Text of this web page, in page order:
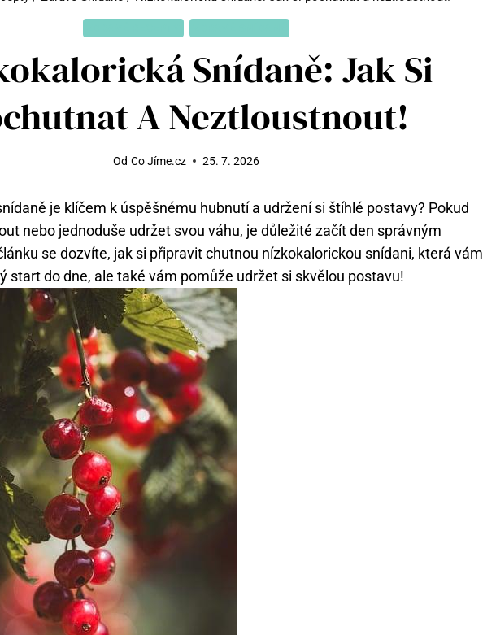
Snídaně: Jak Si
A Neztloustnout!
Od Co Jíme.cz 25. 7. 2026
je klíčem k úspěšnému hubnutí a udržení si štíhlé postavy? Pokud
nebo jednoduše udržet svou váhu, je důležité začít den správným
se dozvíte, jak si připravit chutnou nízkokalorickou snídani, která vám
start do dne, ale také vám pomůže udržet si skvělou postavu!